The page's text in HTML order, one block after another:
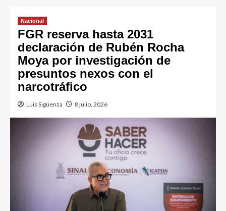
Nacional
FGR reserva hasta 2031
declaración de Rubén Rocha
Moya por investigación de
presuntos nexos con el
narcotráfico
Luis Sigüenza 8 julio, 2026